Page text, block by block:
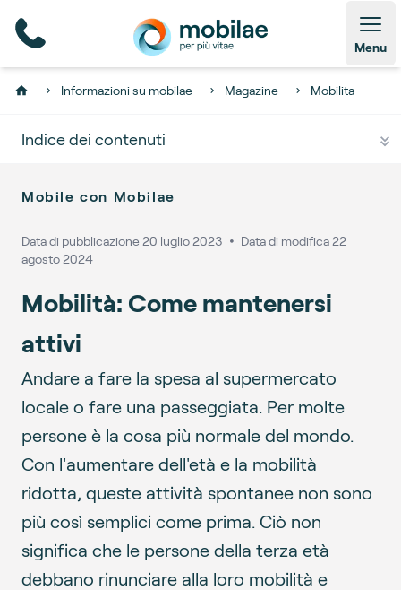
Menu
Home Informazioni su mobilae Magazine Mobilita
Indice dei contenuti
Mobile con Mobilae
Data di pubblicazione 20 luglio 2023 🞄 Data di modifica 22
agosto 2024
Mobilità: Come mantenersi
attivi
Andare a fare la spesa al supermercato
locale o fare una passeggiata. Per molte
persone è la cosa più normale del mondo.
Con l'aumentare dell'età e la mobilità
ridotta, queste attività spontanee non sono
più così semplici come prima. Ciò non
significa che le persone della terza età
debbano rinunciare alla loro mobilità e